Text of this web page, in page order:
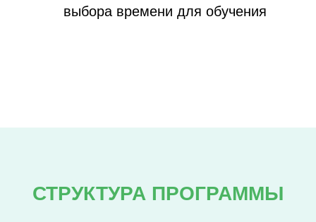
выбора времени для обучения
СТРУКТУРА ПРОГРАММЫ